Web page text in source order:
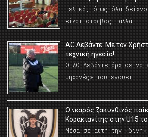
Τελικά, όπως όλα
είναι στραβός… αλλά …
ΑΟ Λεβάντε: Με τον
τεχνική ηγεσία!
Ο ΑΟ Λεβάντε άρχισε να
μηχανές» του ενόψει …
O νεαρός ζακυνθινός
Κορακιανίτης στην U15
Μέσα σε αυτή την